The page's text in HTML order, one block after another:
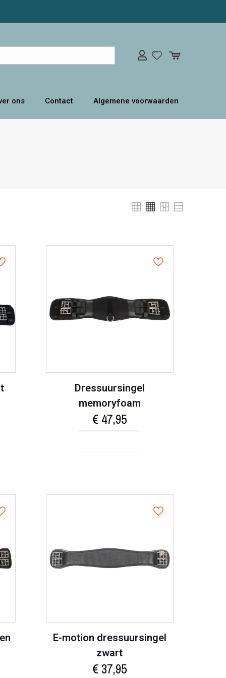
ons Contact Algemene voorwaarden
Dressuursingel
memoryfoam
€ 47,95
E-motion dressuursingel
zwart
€ 37,95